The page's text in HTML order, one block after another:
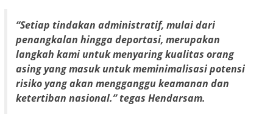
“Setiap tindakan administratif, mulai dari
penangkalan hingga deportasi, merupakan
langkah kami untuk menyaring kualitas orang
asing yang masuk untuk meminimalisasi potensi
risiko yang akan mengganggu keamanan dan
ketertiban nasional.” tegas Hendarsam.